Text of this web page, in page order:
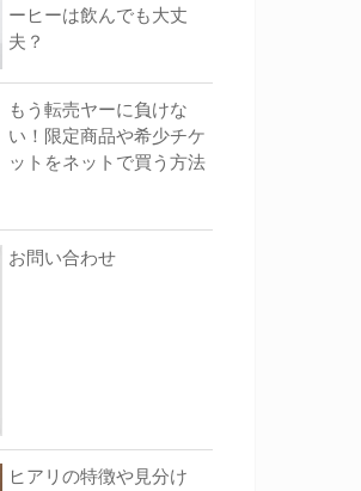
ーヒーは飲んでも大丈
夫？
もう転売ヤーに負けな
い！限定商品や希少チケ
ットをネットで買う方法
お問い合わせ
ヒアリの特徴や見分け